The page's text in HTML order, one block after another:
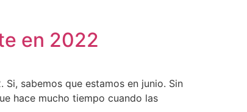
en 2022
sabemos que estamos en junio. Sin
hace mucho tiempo cuando las